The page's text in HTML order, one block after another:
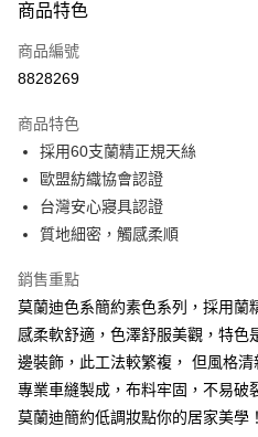
信用卡一次付款
信用卡分期付款
合作金庫商業銀行
華南商業銀行
上海商業儲蓄銀行
國泰世華商業銀行
臺灣中小企業銀行
聯邦商業銀行
元大商業銀行
台新國際商業銀行
台灣樂天信用卡公司
LINE Pay
Apple Pay
街口支付
Google Pay
全盈+PAY
大哥付你分期
相關說明
商品特色
商品編號
8828269
商品特色
採用60支蘭精正規天絲
歐盟紡織協會認證
台灣安心寢具認證
質地細密，觸感柔順
銷售重點
莫蘭迪色系簡約素色系列，採用蘭
感柔軟舒適，色澤舒服美觀，特色
邊裝飾，此工法較繁複， 但風格
專業車縫製成，布料牢固，不易破
莫蘭迪簡約低調妝點你的居家美學！